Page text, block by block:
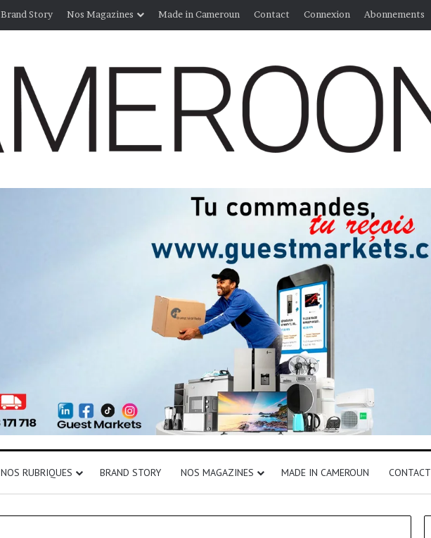
Brand Story Nos Magazines Made in Cameroun Contact Connexion Abonnements
NOS RUBRIQUES BRAND STORY NOS MAGAZINES MADE IN CAMEROUN CONTACT